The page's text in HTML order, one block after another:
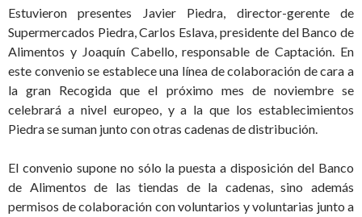
Estuvieron presentes Javier Piedra, director-gerente de
Supermercados Piedra, Carlos Eslava, presidente del Banco de
Alimentos y Joaquín Cabello, responsable de Captación. En
este convenio se establece una línea de colaboración de cara a
la gran Recogida que el próximo mes de noviembre se
celebrará a nivel europeo, y a la que los establecimientos
Piedra se suman junto con otras cadenas de distribución.
El convenio supone no sólo la puesta a disposición del Banco
de Alimentos de las tiendas de la cadenas, sino además
permisos de colaboración con voluntarios y voluntarias junto a